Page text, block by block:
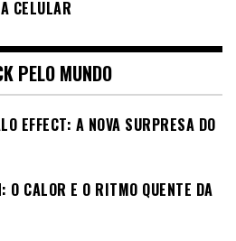
CELULAR
PELO MUNDO
EFFECT: A NOVA SURPRESA DO
O CALOR E O RITMO QUENTE DA